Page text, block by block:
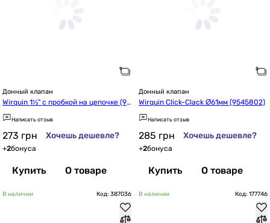
Донный клапан
Wirquin 1½" с пробкой на цепочке (95
45820)
Написать отзыв
273 грн Хочешь дешевле?
+2бонуса
Купить О товаре
Донный клапан
Wirquin Click-Clack Ø61мм (9545802)
Написать отзыв
285 грн Хочешь дешевле?
+2бонуса
Купить О товаре
В наличии Код: 387036 В наличии Код: 177746